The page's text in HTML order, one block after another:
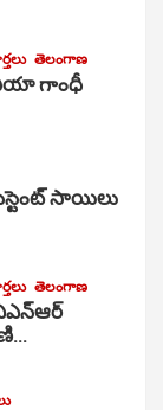
తెలంగాణ
గాంధీ
సాయిలు
తెలంగాణ